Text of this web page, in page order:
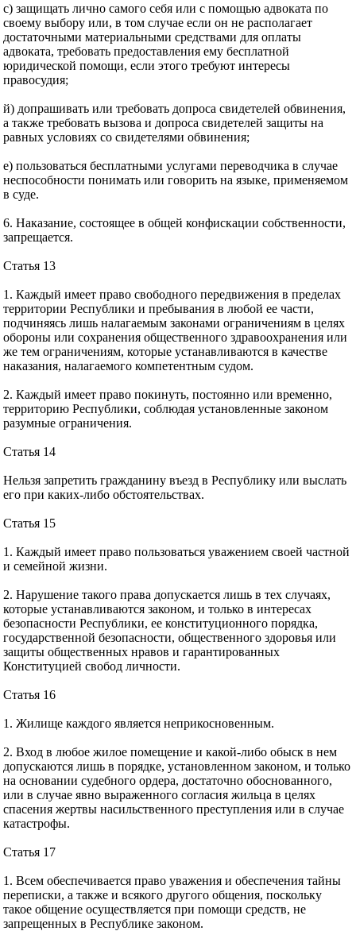
с) защищать лично самого себя или с помощью адвоката по
своему выбору или, в том случае если он не располагает
достаточными материальными средствами для оплаты
адвоката, требовать предоставления ему бесплатной
юридической помощи, если этого требуют интересы
правосудия;
й) допрашивать или требовать допроса свидетелей обвинения,
а также требовать вызова и допроса свидетелей защиты на
равных условиях со свидетелями обвинения;
е) пользоваться бесплатными услугами переводчика в случае
неспособности понимать или говорить на языке, применяемом
в суде.
6. Наказание, состоящее в общей конфискации собственности,
запрещается.
Статья 13
1. Каждый имеет право свободного передвижения в пределах
территории Республики и пребывания в любой ее части,
подчиняясь лишь налагаемым законами ограничениям в целях
обороны или сохранения общественного здравоохранения или
же тем ограничениям, которые устанавливаются в качестве
наказания, налагаемого компетентным судом.
2. Каждый имеет право покинуть, постоянно или временно,
территорию Республики, соблюдая установленные законом
разумные ограничения.
Статья 14
Нельзя запретить гражданину въезд в Республику или выслать
его при каких-либо обстоятельствах.
Статья 15
1. Каждый имеет право пользоваться уважением своей частной
и семейной жизни.
2. Нарушение такого права допускается лишь в тех случаях,
которые устанавливаются законом, и только в интересах
безопасности Республики, ее конституционного порядка,
государственной безопасности, общественного здоровья или
защиты общественных нравов и гарантированных
Конституцией свобод личности.
Статья 16
1. Жилище каждого является неприкосновенным.
2. Вход в любое жилое помещение и какой-либо обыск в нем
допускаются лишь в порядке, установленном законом, и только
на основании судебного ордера, достаточно обоснованного,
или в случае явно выраженного согласия жильца в целях
спасения жертвы насильственного преступления или в случае
катастрофы.
Статья 17
1. Всем обеспечивается право уважения и обеспечения тайны
переписки, а также и всякого другого общения, поскольку
такое общение осуществляется при помощи средств, не
запрещенных в Республике законом.